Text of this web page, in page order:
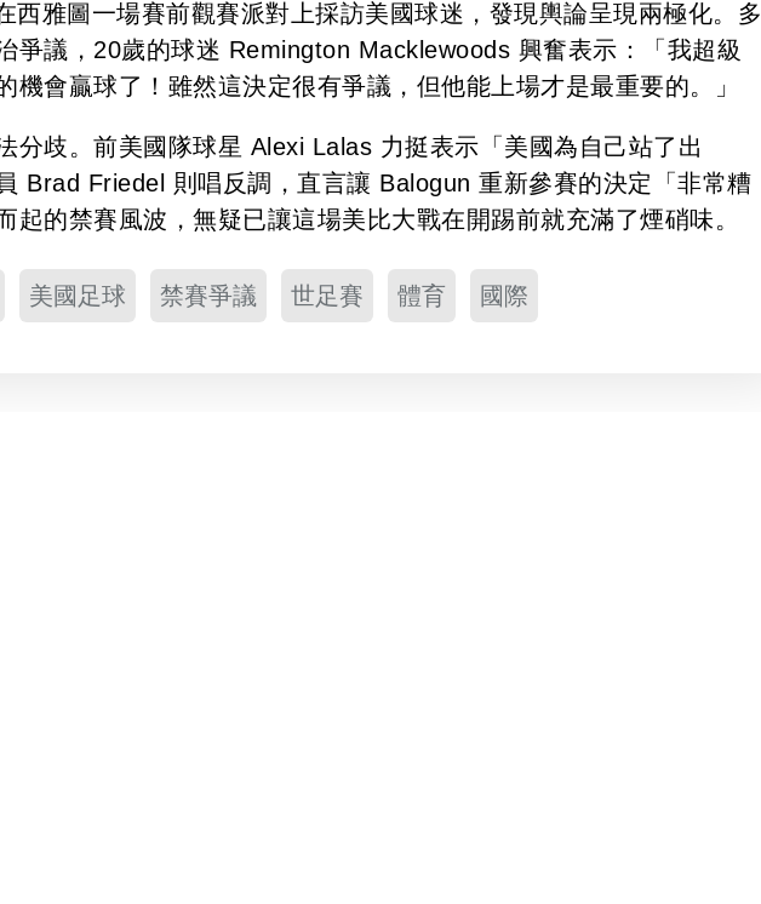
西雅圖一場賽前觀賽派對上採訪美國球迷，發現輿論呈現兩極化。多
爭議，20歲的球迷 Remington Macklewoods 興奮表示：「我超級
機會贏球了！雖然這決定很有爭議，但他能上場才是最重要的。」
分歧。前美國隊球星 Alexi Lalas 力挺表示「美國為自己站了出
Brad Friedel 則唱反調，直言讓 Balogun 重新參賽的決定「非常糟
起的禁賽風波，無疑已讓這場美比大戰在開踢前就充滿了煙硝味。
美國足球 禁賽爭議 世足賽 體育 國際